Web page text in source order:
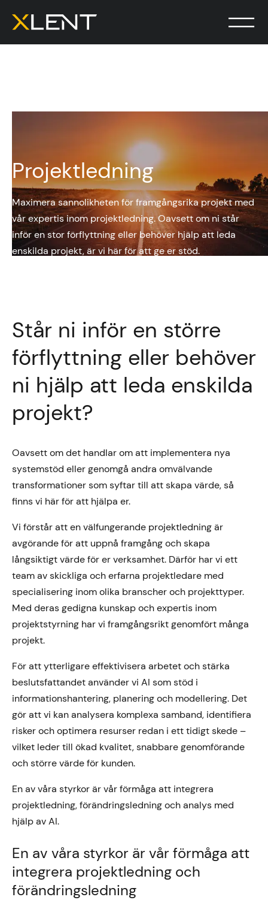
Projektledning
Maximera sannolikheten för framgångsrika projekt med
vår expertis inom projektledning. Oavsett om ni står
inför en stor förflyttning eller behöver hjälp att leda
enskilda projekt, är vi här för att ge er stöd.
Står ni inför en större
förflyttning eller behöver
ni hjälp att leda enskilda
projekt?
Oavsett om det handlar om att implementera nya
systemstöd eller genomgå andra omvälvande
transformationer som syftar till att skapa värde, så
finns vi här för att hjälpa er.
Vi förstår att en välfungerande projektledning är
avgörande för att uppnå framgång och skapa
långsiktigt värde för er verksamhet. Därför har vi ett
team av skickliga och erfarna projektledare med
specialisering inom olika branscher och projekttyper.
Med deras gedigna kunskap och expertis inom
projektstyrning har vi framgångsrikt genomfört många
projekt.
För att ytterligare effektivisera arbetet och stärka
beslutsfattandet använder vi AI som stöd i
informationshantering, planering och modellering. Det
gör att vi kan analysera komplexa samband, identifiera
risker och optimera resurser redan i ett tidigt skede –
vilket leder till ökad kvalitet, snabbare genomförande
och större värde för kunden.
En av våra styrkor är vår förmåga att integrera
projektledning, förändringsledning och analys med
hjälp av AI.
En av våra styrkor är vår förmåga att
integrera projektledning och
förändringsledning